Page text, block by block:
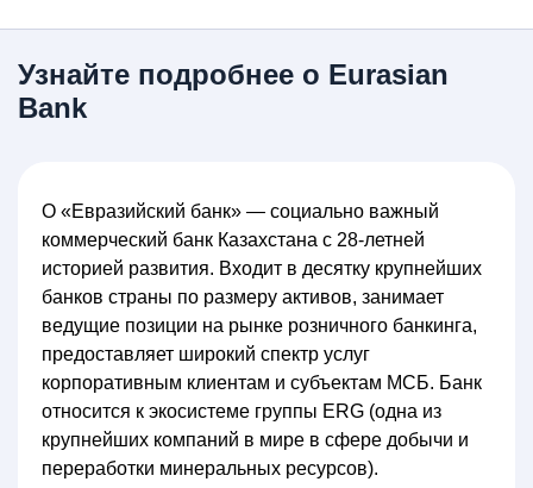
Узнайте подробнее о Eurasian
Bank
О «Евразийский банк» — социально важный
коммерческий банк Казахстана с 28-летней
историей развития. Входит в десятку крупнейших
банков страны по размеру активов, занимает
ведущие позиции на рынке розничного банкинга,
предоставляет широкий спектр услуг
корпоративным клиентам и субъектам МСБ. Банк
относится к экосистеме группы ERG (одна из
крупнейших компаний в мире в сфере добычи и
переработки минеральных ресурсов).